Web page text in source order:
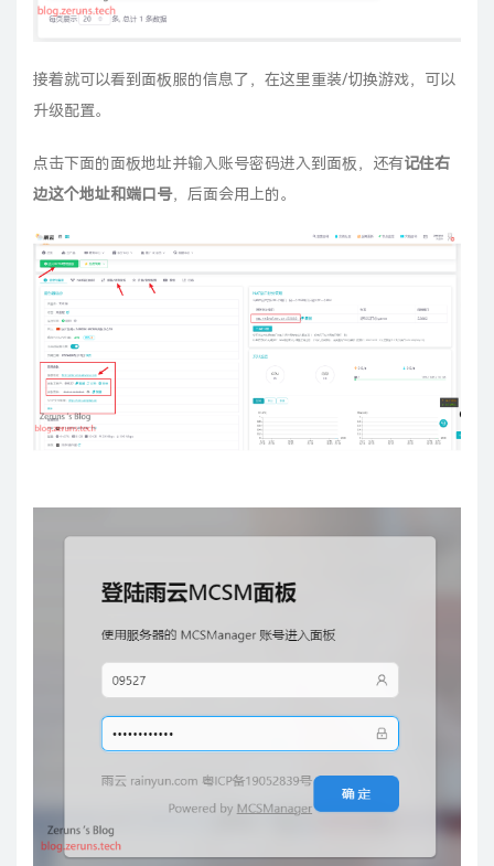
接着就可以看到面板服的信息了，在这里重装/切换游戏，可以
升级配置。
点击下面的面板地址并输入账号密码进入到面板，还有记住右
边这个地址和端口号，后面会用上的。